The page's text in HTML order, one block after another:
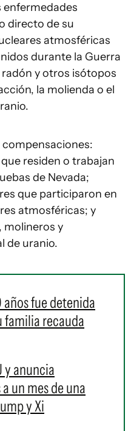
enfermedades
directo de su
atmosféricas
durante la Guerra
radón y otros isótopos
la molienda o el
compensaciones:
residen o trabajan
de Nevada;
que participaron en
atmosféricas; y
molineros y
de uranio.
fue detenida
familia recauda
y anuncia
un mes de una
y Xi